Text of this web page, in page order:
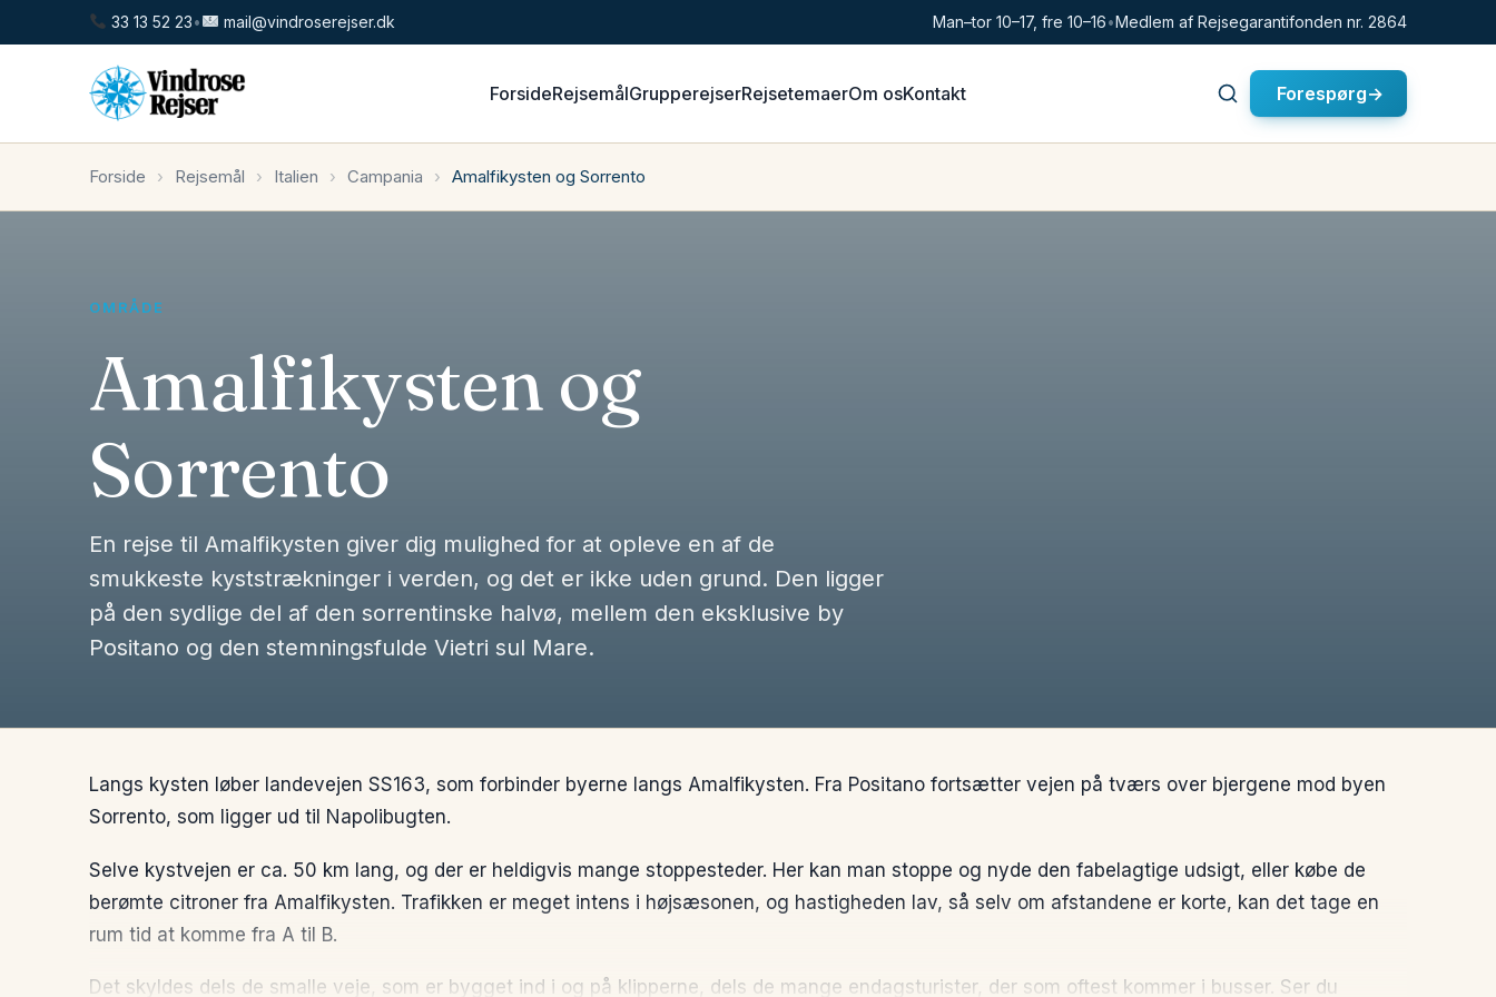
33 13 52 23• mail@vindroserejser.dk Man–tor 10–17, fre 10–16•Medlem af Rejsegarantifonden nr. 2864
ForsideRejsemålGrupperejserRejsetemaerOm osKontakt Forespørg→
Forside › Rejsemål › Italien › Campania › Amalfikysten og Sorrento
OMRÅDE
Amalfikysten og
Sorrento
En rejse til Amalfikysten giver dig mulighed for at opleve en af de
smukkeste kyststrækninger i verden, og det er ikke uden grund. Den ligger
på den sydlige del af den sorrentinske halvø, mellem den eksklusive by
Positano og den stemningsfulde Vietri sul Mare.
Langs kysten løber landevejen SS163, som forbinder byerne langs Amalfikysten. Fra Positano fortsætter vejen på tværs over bjergene mod byen
Sorrento, som ligger ud til Napolibugten.
Selve kystvejen er ca. 50 km lang, og der er heldigvis mange stoppesteder. Her kan man stoppe og nyde den fabelagtige udsigt, eller købe de
berømte citroner fra Amalfikysten. Trafikken er meget intens i højsæsonen, og hastigheden lav, så selv om afstandene er korte, kan det tage en
rum tid at komme fra A til B.
Det skyldes dels de smalle veje, som er bygget ind i og på klipperne, dels de mange endagsturister, der som oftest kommer i busser. Ser du